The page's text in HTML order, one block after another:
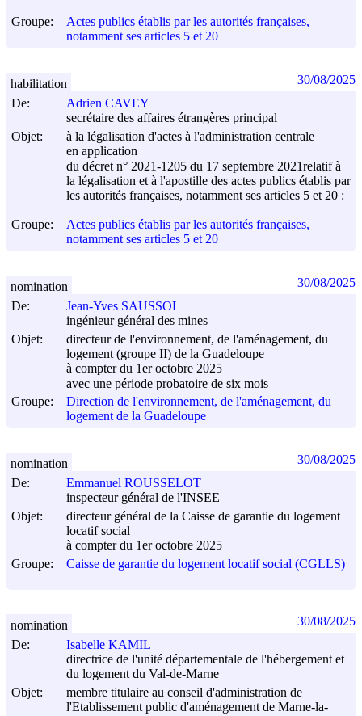
Groupe:
Actes publics établis par les autorités françaises,
notamment ses articles 5 et 20
De:
Adrien CAVEY
secrétaire des affaires étrangères principal
Objet:
à la légalisation d'actes à l'administration centrale
en application
du décret n° 2021-1205 du 17 septembre 2021relatif à
la légalisation et à l'apostille des actes publics établis par
les autorités françaises, notamment ses articles 5 et 20 :
Groupe:
Actes publics établis par les autorités françaises,
notamment ses articles 5 et 20
habilitation 30/08/2025
De:
Jean-Yves SAUSSOL
ingénieur général des mines
Objet:
directeur de l'environnement, de l'aménagement, du
logement (groupe II) de la Guadeloupe
à compter du 1er octobre 2025
avec une période probatoire de six mois
Groupe:
Direction de l'environnement, de l'aménagement, du
logement de la Guadeloupe
nomination 30/08/2025
De:
Emmanuel ROUSSELOT
inspecteur général de l'INSEE
Objet:
directeur général de la Caisse de garantie du logement
locatif social
à compter du 1er octobre 2025
Groupe:
Caisse de garantie du logement locatif social (CGLLS)
nomination 30/08/2025
De:
Isabelle KAMIL
directrice de l'unité départementale de l'hébergement et
du logement du Val-de-Marne
Objet:
membre titulaire au conseil d'administration de
l'Etablissement public d'aménagement de Marne-la-
nomination 30/08/2025